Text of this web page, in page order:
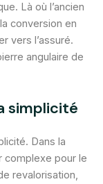
Là où l’ancien
conversion en
vers l’assuré.
angulaire de
simplicité
Dans la
complexe pour le
revalorisation,